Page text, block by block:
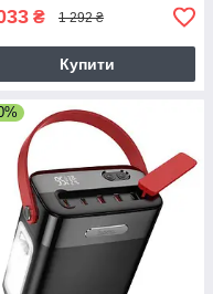
₴ 1 292 ₴
Купити